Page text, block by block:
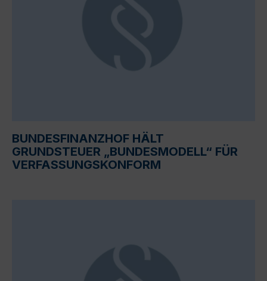
BUNDESFINANZHOF HÄLT
GRUNDSTEUER „BUNDESMODELL“ FÜR
VERFASSUNGSKONFORM